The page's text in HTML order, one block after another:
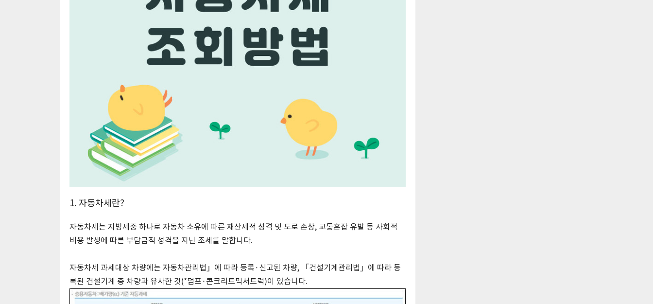
1. 자동차세란?
자동차세는 지방세중 하나로 자동차 소유에 따른 재산세적 성격 및 도로 손상, 교통혼잡 유발 등 사회적
비용 발생에 따른 부담금적 성격을 지닌 조세를 말합니다.
자동차세 과세대상 차량에는 자동차관리법」에 따라 등록·신고된 차량, 「건설기계관리법」에 따라 등
록된 건설기계 중 차량과 유사한 것(*덤프·콘크리트믹서트럭)이 있습니다.